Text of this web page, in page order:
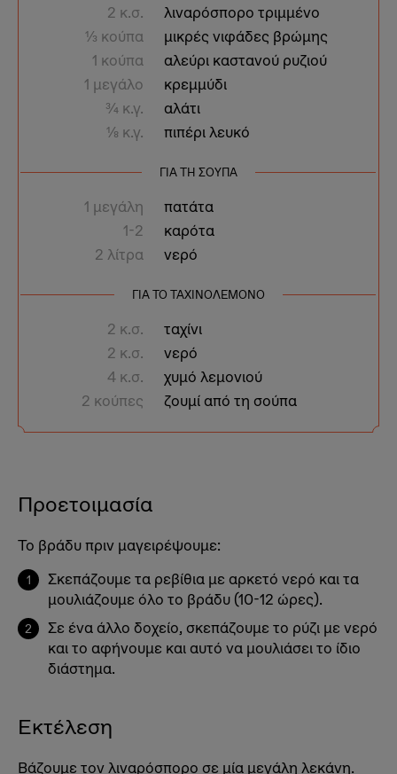
2 κ.σ.
λιναρόσπορο τριμμένο
1⁄3 κούπα
μικρές νιφάδες βρώμης
1 κούπα
αλεύρι καστανού ρυζιού
1 μεγάλο
κρεμμύδι
3⁄4 κ.γ.
αλάτι
1⁄8 κ.γ.
πιπέρι λευκό
ΓΙΑ ΤΗ ΣΟΎΠΑ
1 μεγάλη
πατάτα
1-2
καρότα
2 λίτρα
νερό
ΓΙΑ ΤΟ ΤΑΧΙΝΟΛΈΜΟΝΟ
2 κ.σ.
ταχίνι
2 κ.σ.
νερό
4 κ.σ.
χυμό λεμονιού
2 κούπες
ζουμί από τη σούπα
Προετοιμασία
Το βράδυ πριν μαγειρέψουμε:
Σκεπάζουμε τα ρεβίθια με αρκετό νερό και τα
μουλιάζουμε όλο το βράδυ (10-12 ώρες).
Σε ένα άλλο δοχείο, σκεπάζουμε το ρύζι με νερό
και το αφήνουμε και αυτό να μουλιάσει το ίδιο
διάστημα.
Εκτέλεση
Βάζουμε τον λιναρόσπορο σε μία μεγάλη λεκάνη.